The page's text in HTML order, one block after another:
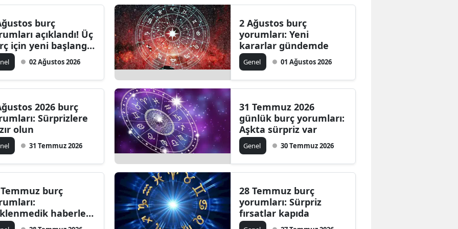
burç
açıklandı! Üç
için yeni başlangıç
02 Ağustos 2026
2 Ağustos burç
yorumları: Yeni
kararlar gündemde
Genel 01 Ağustos 2026
2026 burç
Sürprizlere
olun
31 Temmuz 2026
31 Temmuz 2026
günlük burç yorumları:
Aşkta sürpriz var
Genel 30 Temmuz 2026
burç
haberler
28 Temmuz burç
yorumları: Sürpriz
fırsatlar kapıda